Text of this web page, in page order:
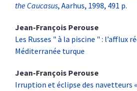
the Caucasus, Aarhus, 1998, 491 p.
Jean-François Perouse
Les Russes " à la piscine " : l’afflux
Méditerranée turque
Jean-François Perouse
Irruption et éclipse des navetteurs